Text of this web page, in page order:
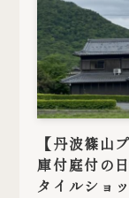
【丹波篠山
庫付庭付の
タイルショ